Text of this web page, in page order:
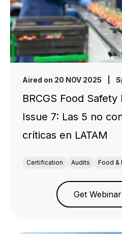
Aired on 20 NOV 2025
BRCGS Food
Issue 7: Las 5 no
críticas en LATAM
Certification Audits Food &
Get